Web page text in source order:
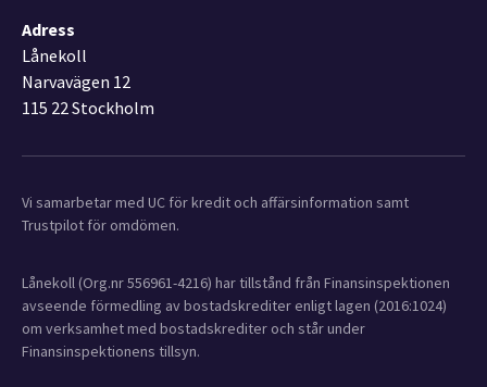
Adress
Lånekoll
Narvavägen 12
115 22 Stockholm
Vi samarbetar med UC för kredit och affärsinformation samt
Trustpilot för omdömen.
Lånekoll (Org.nr 556961-4216) har tillstånd från Finansinspektionen
avseende förmedling av bostadskrediter enligt lagen (2016:1024)
om verksamhet med bostadskrediter och står under
Finansinspektionens tillsyn.